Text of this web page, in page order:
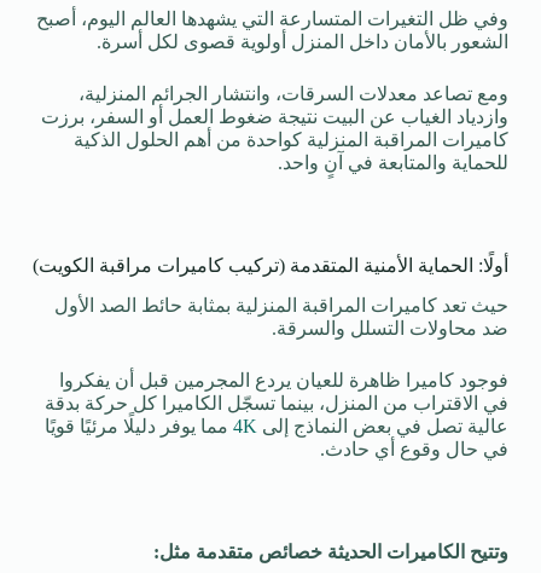
وفي ظل التغيرات المتسارعة التي يشهدها العالم اليوم، أصبح
الشعور بالأمان داخل المنزل أولوية قصوى لكل أسرة.
ومع تصاعد معدلات السرقات، وانتشار الجرائم المنزلية،
وازدياد الغياب عن البيت نتيجة ضغوط العمل أو السفر، برزت
كاميرات المراقبة المنزلية كواحدة من أهم الحلول الذكية
للحماية والمتابعة في آنٍ واحد.
أولًا: الحماية الأمنية المتقدمة (تركيب كاميرات مراقبة الكويت)
حيث تعد كاميرات المراقبة المنزلية بمثابة حائط الصد الأول
ضد محاولات التسلل والسرقة.
فوجود كاميرا ظاهرة للعيان يردع المجرمين قبل أن يفكروا
في الاقتراب من المنزل، بينما تسجّل الكاميرا كل حركة بدقة
عالية تصل في بعض النماذج إلى 4Kمما يوفر دليلًا مرئيًا قويًا
في حال وقوع أي حادث.
وتتيح الكاميرات الحديثة خصائص متقدمة مثل: